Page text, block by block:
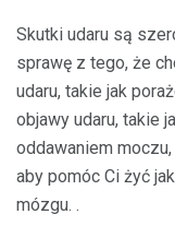
Skutki udaru są
sprawę z tego, że
udaru, takie jak
objawy udaru, takie
oddawaniem
aby pomóc Ci żyć
mózgu. .